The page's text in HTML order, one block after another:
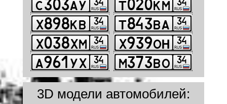
3D модели автомобилей: